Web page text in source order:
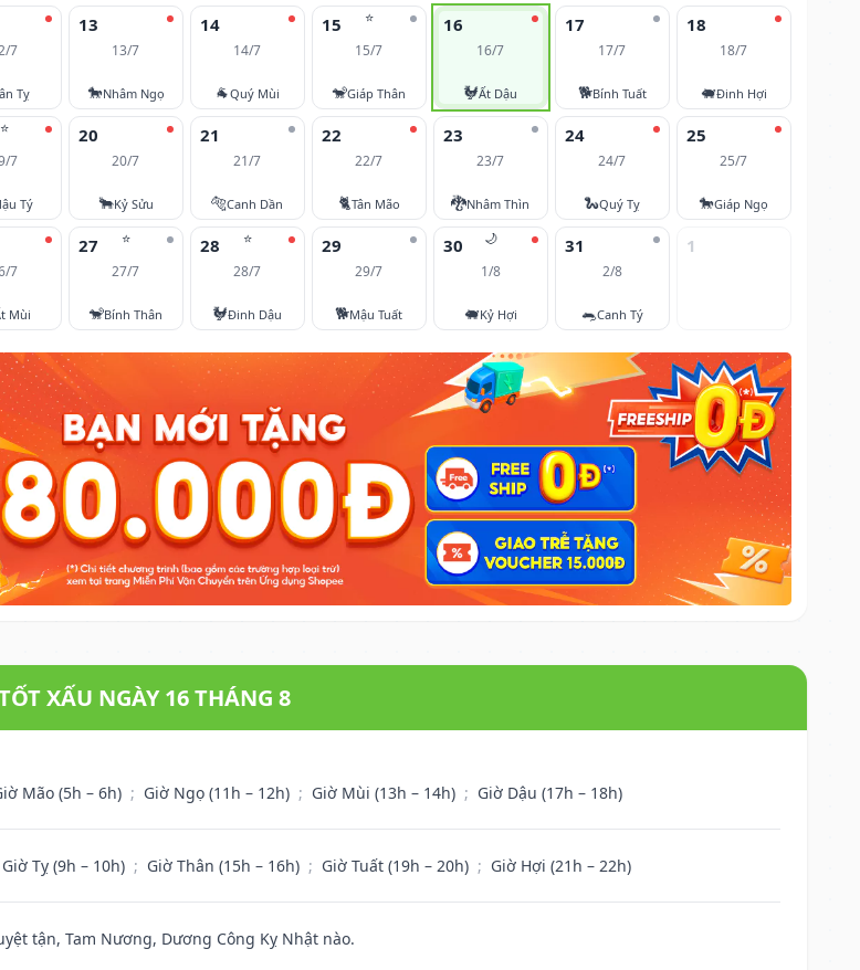
7
Tỵ
13
13/7
🐎Nhâm Ngọ
14
14/7
🐐Quý Mùi
⭐
15
15/7
🐒Giáp Thân
16
16/7
🐓Ất Dậu
17
17/7
🐕Bính Tuất
18
18/7
🐖Đinh Hợi
⭐
7
Tý
20
20/7
🐂Kỷ Sửu
21
21/7
🐅Canh Dần
22
22/7
🐈Tân Mão
23
23/7
🐉Nhâm Thìn
24
24/7
🐍Quý Tỵ
25
25/7
🐎Giáp Ngọ
7
Mùi
⭐
27
27/7
🐒Bính Thân
⭐
28
28/7
🐓Đinh Dậu
29
29/7
🐕Mậu Tuất
🌙
30
1/8
🐖Kỷ Hợi
31
2/8
🐀Canh Tý
1
XẤU NGÀY 16 THÁNG 8
Mão (5h – 6h) ; Giờ Ngọ (11h – 12h) ; Giờ Mùi (13h – 14h) ; Giờ Dậu (17h – 18h)
Giờ Tỵ (9h – 10h) ; Giờ Thân (15h – 16h) ; Giờ Tuất (19h – 20h) ; Giờ Hợi (21h – 22h)
tận, Tam Nương, Dương Công Kỵ Nhật nào.